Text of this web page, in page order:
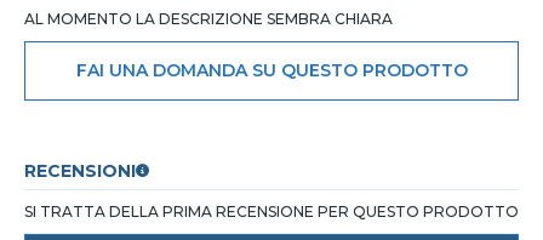
AL MOMENTO LA DESCRIZIONE SEMBRA CHIARA
FAI UNA DOMANDA SU QUESTO PRODOTTO
RECENSIONI
SI TRATTA DELLA PRIMA RECENSIONE PER QUESTO PRODOTTO